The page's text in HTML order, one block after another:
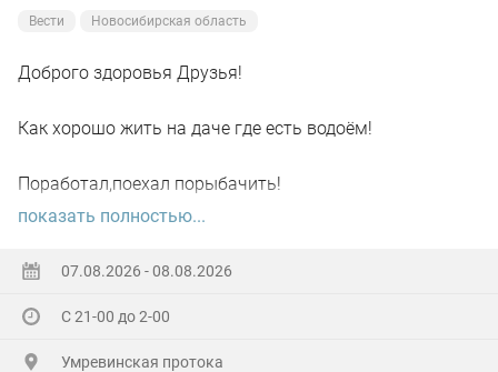
Вести Новосибирская область
Доброго здоровья Друзья!
Как хорошо жить на даче где есть водоём!
Поработал,поехал порыбачить!
поработал"цирюльником" 😂в теплицах!
А вечером захотелось повторить предыдущее "ночное
рандеву"!
показать полностью...
07.08.2026 - 08.08.2026
С 21-00 до 2-00
Умревинская протока